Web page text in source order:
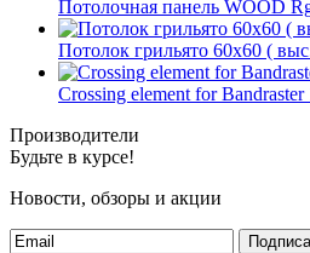
Потолочная панель WOOD
Потолок грильято 60х60 (
Crossing element for
Производители
Будьте в курсе!
Новости, обзоры и акции